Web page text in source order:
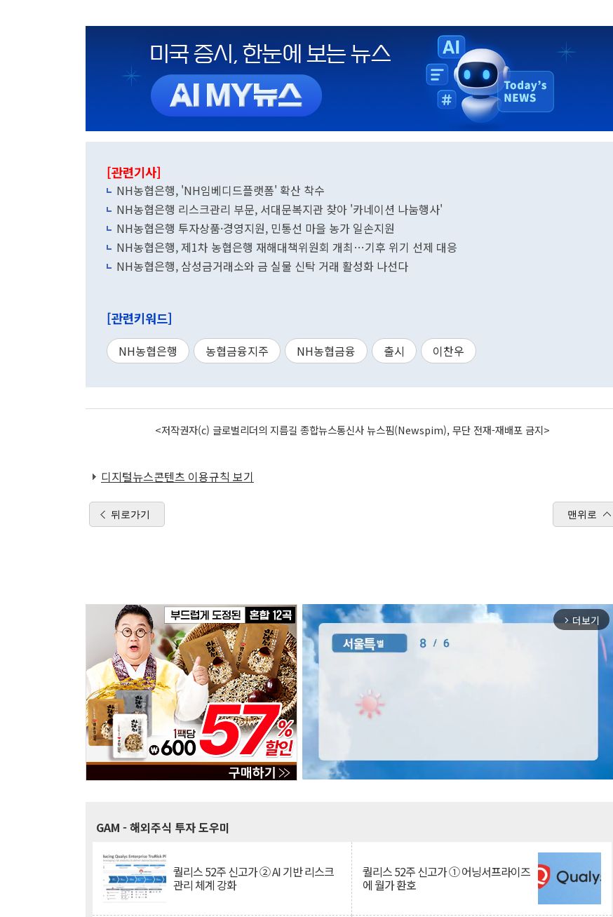
[관련기사]
NH농협은행, 'NH임베디드플랫폼' 확산 착수
NH농협은행 리스크관리 부문, 서대문복지관 찾아 '카네이션 나눔행사'
NH농협은행 투자상품·경영지원, 민통선 마을 농가 일손지원
NH농협은행, 제1차 농협은행 재해대책위원회 개최…기후 위기 선제 대응
NH농협은행, 삼성금거래소와 금 실물 신탁 거래 활성화 나선다
[관련키워드]
NH농협은행 농협금융지주 NH농협금융 출시 이찬우
<저작권자(c) 글로벌리더의 지름길 종합뉴스통신사 뉴스핌(Newspim), 무단 전재-재배포 금지>
디지털뉴스콘텐츠 이용규칙 보기
뒤로가기 맨위로
arrow_forward_ios 더보기
GAM - 해외주식 투자 도우미
퀄리스 52주 신고가 ② AI 기반 리스크
관리 체계 강화
퀄리스 52주 신고가 ① 어닝서프라이즈
에 월가 환호